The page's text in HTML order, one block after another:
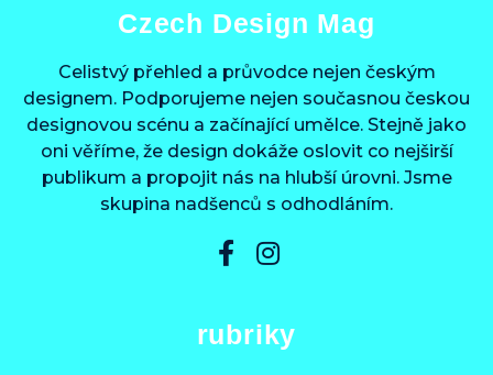
Czech Design Mag
Celistvý přehled a průvodce nejen českým
designem. Podporujeme nejen současnou českou
designovou scénu a začínající umělce. Stejně jako
oni věříme, že design dokáže oslovit co nejširší
publikum a propojit nás na hlubší úrovni. Jsme
skupina nadšenců s odhodláním.
rubriky